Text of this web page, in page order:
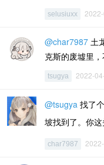
selusiuxx
@char7987 土
克斯的废墟里
tsugya 2022-
@tsugya 找了
坡找到了。你
char7987